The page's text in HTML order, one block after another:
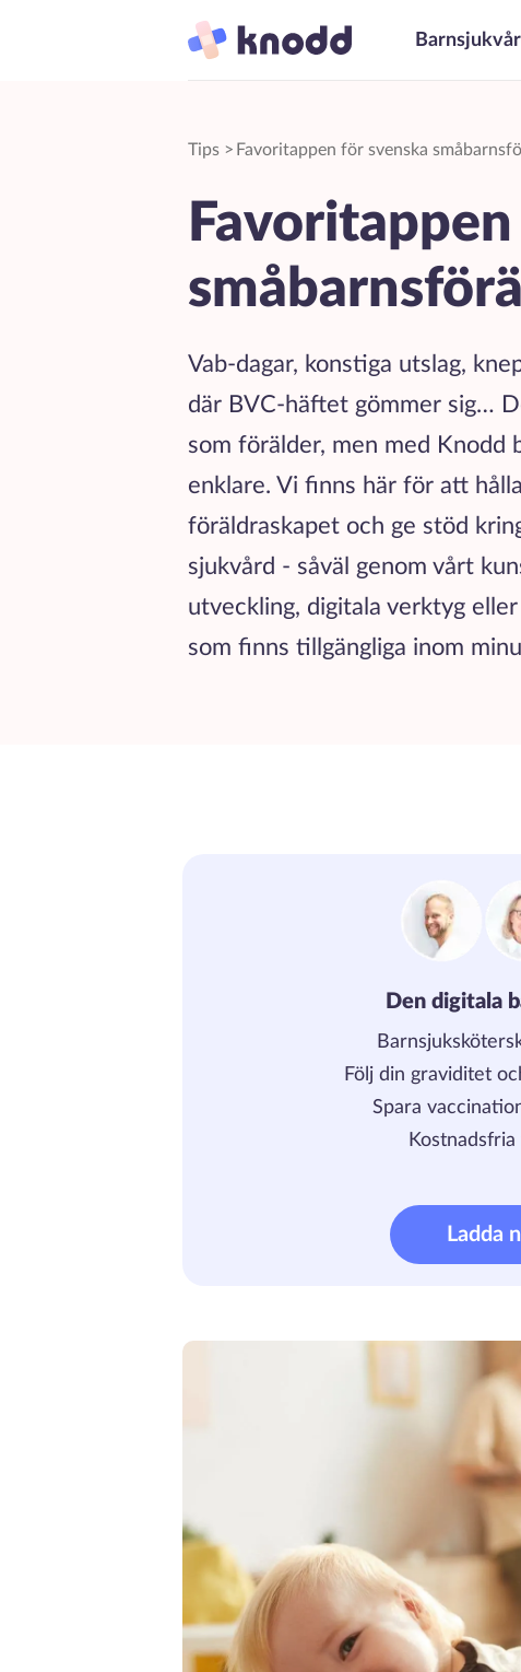
Tips > Favoritappen för svenska
Vab-dagar, konstiga utslag,
där BVC-häftet gömmer sig…
som förälder, men med Knodd
enklare. Vi finns här för att
föräldraskapet och ge stöd
sjukvård - såväl genom vårt
utveckling, digitala verktyg
som finns tillgängliga inom
Den digitala
Följ din graviditet
Spara
Ladda